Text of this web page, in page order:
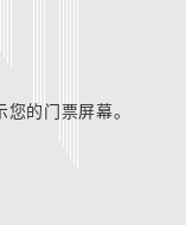
的门票屏幕。